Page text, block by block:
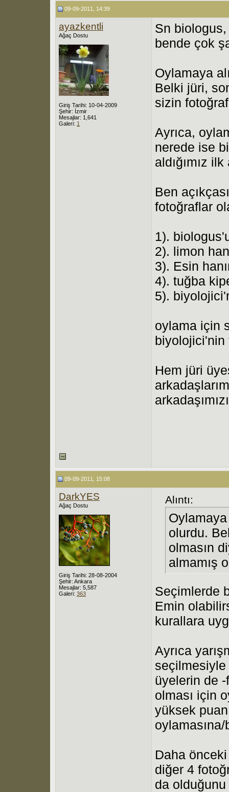
09-09-2011, 14:39
ayazkentli
Ağaç Dostu
Giriş Tarihi: 10-04-2009
Şehir: İzmir
Mesajlar: 1,641
Galeri: 1
Sn biologus,
bende çok
Oylamaya
Belki jüri,
sizin
Ayrıca,
nerede ise
aldığımız ilk
Ben
fotoğraflar
1).
2). limon
3). Esin
4). tuğba
5).
oylama için
biyolojici'nin
Hem jüri
09-09-2011, 15:08
DarkYES
Ağaç Dostu
Giriş Tarihi: 28-08-2004
Şehir: Ankara
Mesajlar: 5,587
Galeri: 363
Alıntı:
olurdu.
olmasın
almamış
Seçimlerde
Emin
kurallara
Ayrıca
seçilmesiyle
üyelerin de
olması için
yüksek
Daha
diğer 4
da